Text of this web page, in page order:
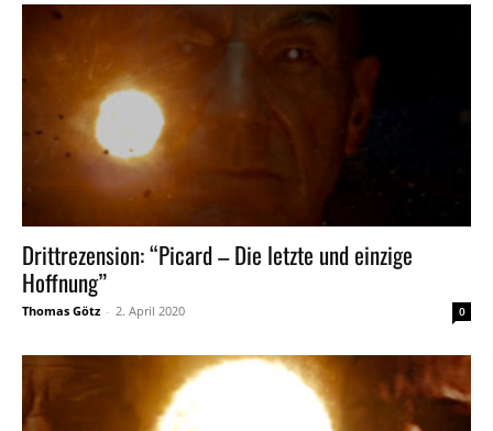
Drittrezension: “Picard – Die letzte und einzige
Hoffnung”
Thomas Götz - 2. April 2020 0